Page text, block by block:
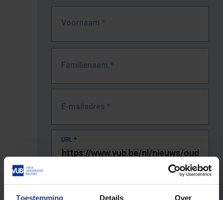
Toestemming Details Over
Voornaam *
Familienaam *
E-mailadres *
URL *
De volledige URL van de pagina waar je de fout zag.